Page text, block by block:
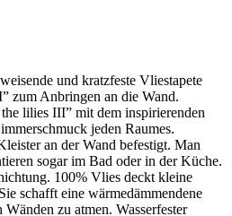
und kratzfeste Vliestapete
zum Anbringen an die Wand.
lilies III” mit dem inspirierenden
jeden Raumes.
an der Wand befestigt. Man
sogar im Bad oder in der Küche.
100% Vlies deckt kleine
schafft eine wärmedämmendene
zu atmen. Wasserfester